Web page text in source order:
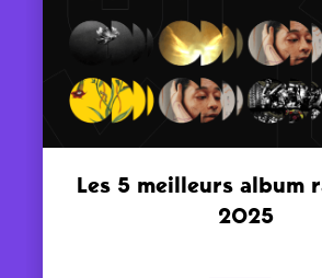
Les 5 meilleurs album
2025